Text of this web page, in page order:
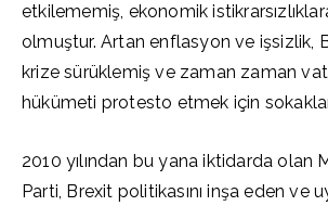
etkilememiş, ekonomik
olmuştur. Artan enflasyon ve işsizlik,
krize sürüklemiş ve zaman zaman
hükümeti protesto etmek için
2010 yılından bu yana iktidarda olan
Parti, Brexit politikasını inşa eden ve